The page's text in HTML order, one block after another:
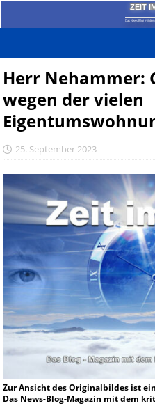
ZEIT
Das News-Blog mit
Herr Nehammer:
wegen der vielen
25. September 2023
Zur Ansicht des Originalbildes ist
Das News-Blog-Magazin mit dem